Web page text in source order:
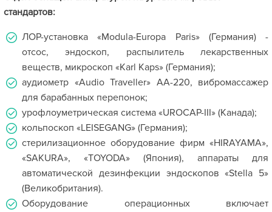
стандартов:
ЛОР-установка «Modula-Europa Paris» (Германия) -
отсос, эндоскоп, распылитель лекарственных
веществ, микроскоп «Karl Kaps» (Германия);
аудиометр «Audio Traveller» АА-220, вибромассажер
для барабанных перепонок;
урофлоуметрическая система «UROCAP-III» (Канада);
кольпоскоп «LEISEGANG» (Германия);
стерилизационное оборудование фирм «HIRAYAMA»,
«SAKURA», «TOYODA» (Япония), аппараты для
автоматической дезинфекции эндоскопов «Stella 5»
(Великобритания).
Оборудование операционных включает